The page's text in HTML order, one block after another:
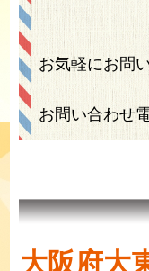
お気軽にお問
お問い合わせ
大阪府大